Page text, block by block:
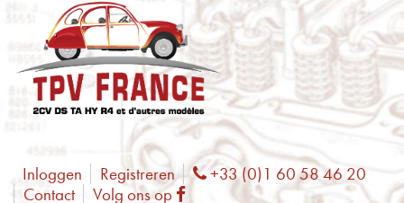
Inloggen Registreren Phone
+33 (0)1 60 58 46 20
Contact
Volg ons op Facebook